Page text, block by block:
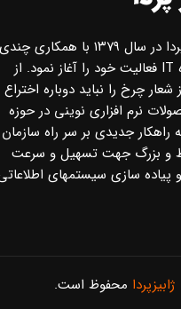
شرکت نرم افزاری ژابیز پردا در سال ۱۳۷۹ با همکاری چندی
از نخبگان کشور در حوزه IT فعالیت خود را آغاز نمود. از
چرخ را نباید دوباره اختراع
نرم افزاری نوینی در حوزه
راهکار جدیدی بر سر راه سازمان
و بزرگ جهت تسهیل و سرعت
پیاده سازی سیستمهای
ژابیزپردا محفوظ است.